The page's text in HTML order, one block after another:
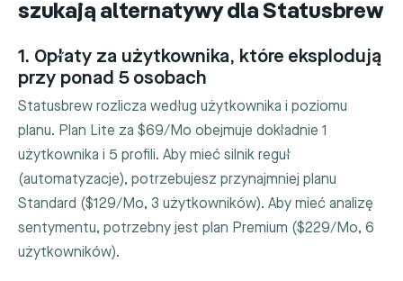
szukają alternatywy dla Statusbrew
1. Opłaty za użytkownika, które eksplodują
przy ponad 5 osobach
Statusbrew rozlicza według użytkownika i poziomu
planu. Plan Lite za $69/Mo obejmuje dokładnie 1
użytkownika i 5 profili. Aby mieć silnik reguł
(automatyzacje), potrzebujesz przynajmniej planu
Standard ($129/Mo, 3 użytkowników). Aby mieć analizę
sentymentu, potrzebny jest plan Premium ($229/Mo, 6
użytkowników).